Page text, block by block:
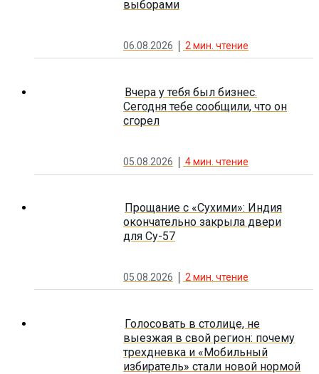
выборами
06.08.2026 2мин. чтение
Вчера у тебя был бизнес.
Сегодня тебе сообщили, что он
сгорел
05.08.2026 4мин. чтение
Прощание с «Сухими»: Индия
окончательно закрыла двери
для Су-57
05.08.2026 2мин. чтение
Голосовать в столице, не
выезжая в свой регион: почему
трехдневка и «Мобильный
избиратель» стали новой нормой